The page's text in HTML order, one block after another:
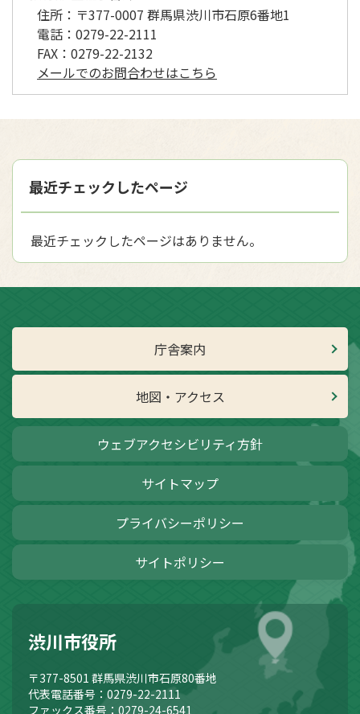
住所： 〒377-0007 群馬県渋川市石原6番地1
電話： 0279-22-2111
FAX： 0279-22-2132
メールでのお問合わせはこちら
最近チェックしたページ
最近チェックしたページはありません。
庁舎案内
地図・アクセス
ウェブアクセシビリティ方針
サイトマップ
プライバシーポリシー
サイトポリシー
渋川市役所
〒377-8501 群馬県渋川市石原80番地
代表電話番号：0279-22-2111
ファックス番号：0279-24-6541